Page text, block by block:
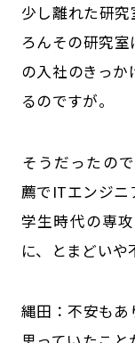
少し離れた研
ろんその研究
の入社のきっ
るのですが。
――そうだった
薦でITエンジニ
学生時代の専
に、とまどいや
縄田：不安もあ